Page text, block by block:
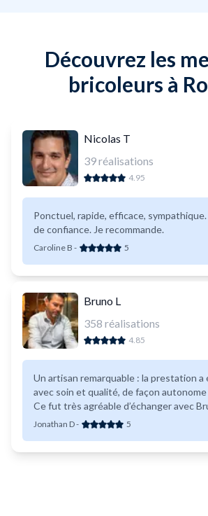
Découvrez les
bricoleurs à
Nicolas T
39réalisations
4.95
Ponctuel, rapide, efficace,
de confiance. Je recommande.
Caroline B - 5
Bruno L
358 réalisations
4.85
Un artisan remarquable : la prestation a
avec soin et qualité, de façon
Ce fut très agréable d’échanger avec
Jonathan D- 5